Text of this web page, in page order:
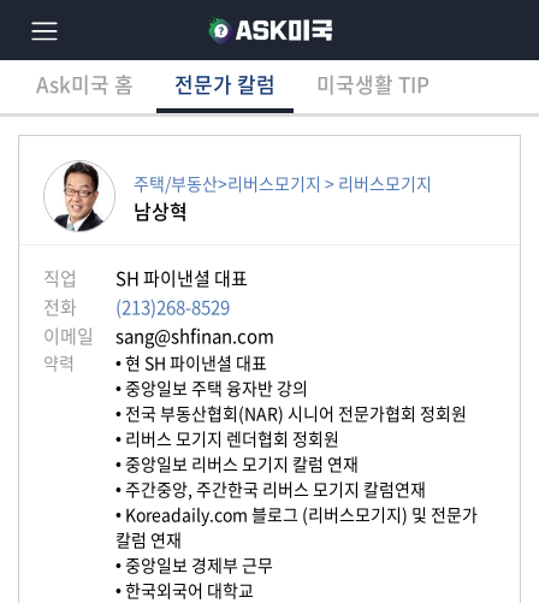
×
분
야
상
담
글
Ask미국 홈 전문가 칼럼 미국생활 TIP
Ask미국 홈 전문가 칼럼 미국생활 TIP
주택/부동산>리버스모기지 > 리버스모기지
남상혁
직업
SH 파이낸셜 대표
전화
(213)268-8529
이메일
sang@shfinan.com
약력
• 현 SH 파이낸셜 대표
• 중앙일보 주택 융자반 강의
• 전국 부동산협회(NAR) 시니어 전문가협회 정회원
• 리버스 모기지 렌더협회 정회원
• 중앙일보 리버스 모기지 칼럼 연재
• 주간중앙, 주간한국 리버스 모기지 칼럼연재
• Koreadaily.com 블로그 (리버스모기지) 및 전문가
칼럼 연재
• 중앙일보 경제부 근무
• 한국외국어 대학교